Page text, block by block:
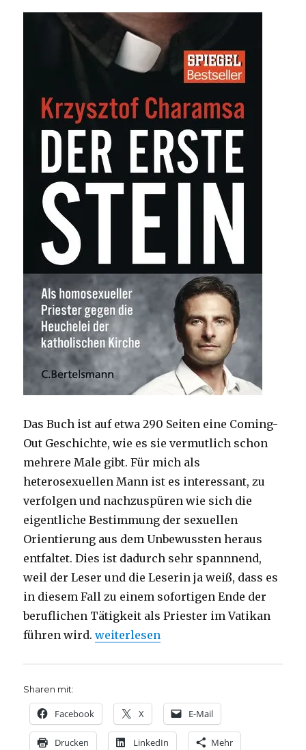
Das Buch ist auf etwa 290 Seiten eine Coming-
Out Geschichte, wie es sie vermutlich schon
mehrere Male gibt. Für mich als
heterosexuellen Mann ist es interessant, zu
verfolgen und nachzuspüren wie sich die
eigentliche Bestimmung der sexuellen
Orientierung aus dem Unbewussten heraus
entfaltet. Dies ist dadurch sehr spannnend,
weil der Leser und die Leserin ja weiß, dass es
in diesem Fall zu einem sofortigen Ende der
beruflichen Tätigkeit als Priester im Vatikan
führen wird.„Coming-Out eines vatikanischen
weiterlesen
Sharen mit:
Facebook X E-Mail
Drucken LinkedIn Mehr